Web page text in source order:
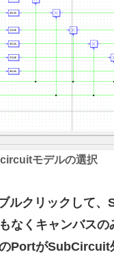
モデルの選択
ルクリックして
なくキャンバスの
Portが